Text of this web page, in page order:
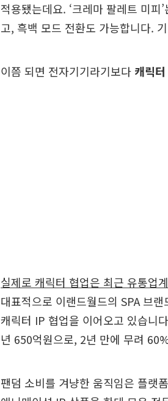
적용됐는데요. ‘크레마 팔레트 미
고, 흑백 모드 전환도 가능합니다.
이쯤 되면 전자기기라기보다 캐릭
실제로 캐릭터 협업은 최근 유통업
대표적으로 이랜드월드의 SPA 브
캐릭터 IP 협업을 이어오고 있습니
년 650억원으로, 2년 만에 무려
팬덤 소비를 겨냥한 움직임은 플랫